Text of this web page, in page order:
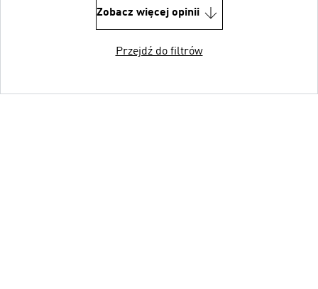
Zobacz więcej opinii
Przejdź do filtrów